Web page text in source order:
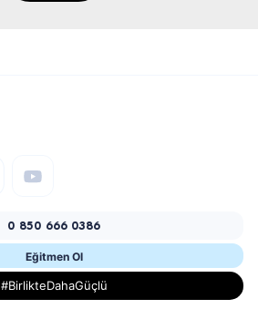
0 850 666 0386
Eğitmen Ol
#BirlikteDahaGüçlü